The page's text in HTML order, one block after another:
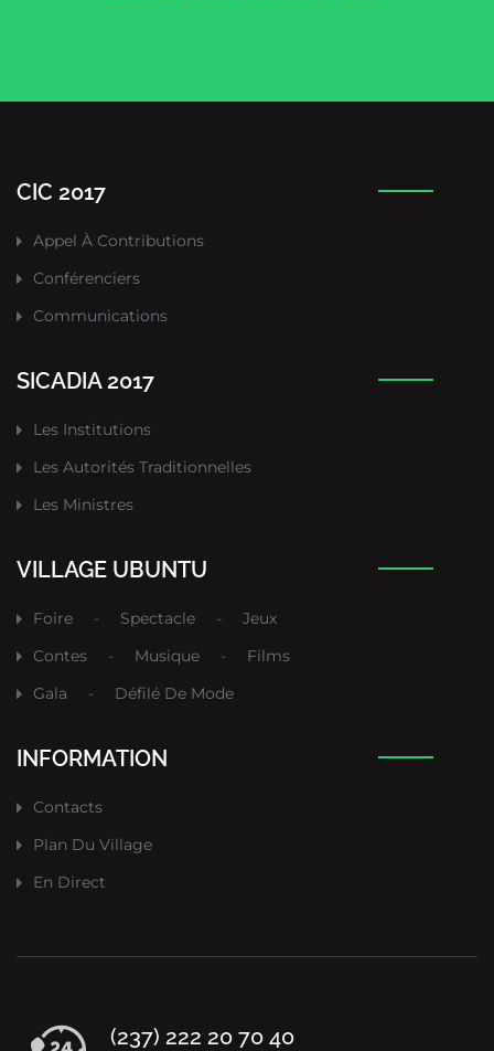
CIC 2017
Appel À Contributions
Conférenciers
Communications
SICADIA 2017
Les Institutions
Les Autorités Traditionnelles
Les Ministres
VILLAGE UBUNTU
Foire - Spectacle -
Jeux
Contes
- Musique -
Films
Gala
- Défilé De Mode
INFORMATION
Contacts
Plan Du Village
En Direct
(237) 222 20 70 40